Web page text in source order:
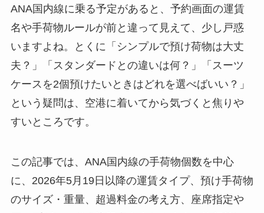
ANA国内線に乗る予定があると、予約画面の運賃
名や手荷物ルールが前と違って見えて、少し戸惑
いますよね。とくに「シンプルで預け荷物は大丈
夫？」「スタンダードとの違いは何？」「スーツ
ケースを2個預けたいときはどれを選べばいい？」
という疑問は、空港に着いてから気づくと焦りや
すいところです。
この記事では、ANA国内線の手荷物個数を中心
に、2026年5月19日以降の運賃タイプ、預け手荷物
のサイズ・重量、超過料金の考え方、座席指定や